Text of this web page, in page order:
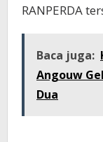
RANPERDA
Baca juga:
Angouw
Dua